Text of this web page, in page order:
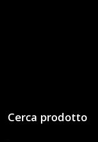
Cerca prodotto